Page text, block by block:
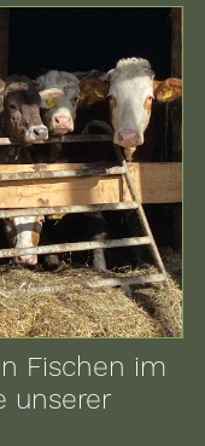
Fischen im
unserer